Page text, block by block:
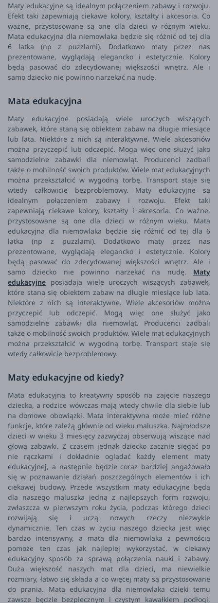
Maty edukacyjne są idealnym połączeniem zabawy i rozwoju.
Efekt taki zapewniają ciekawe kolory, kształty i akcesoria. Co
ważne, przystosowane są one dla dzieci w różnym wieku.
Mata edukacyjna dla niemowlaka będzie się różnić od tej dla
6 latka (np z puzzlami). Dodatkowo maty przez nas
prezentowane, wyglądają elegancko i estetycznie. Kolory
będą pasować do zdecydowanej większości wnętrz. Ale i
samo dziecko nie powinno narzekać na nudę.
Mata edukacyjna
Maty edukacyjne posiadają wiele uroczych wiszących
zabawek, które staną się obiektem zabaw na długie miesiące
lub lata. Niektóre z nich są interaktywne. Wiele akcesoriów
można przyczepić lub odczepić. Mogą więc one służyć jako
samodzielne zabawki dla niemowląt. Producenci zadbali
także o mobilność swoich produktów. Wiele mat edukacyjnych
można przekształcić w wygodną torbę. Transport staje się
wtedy całkowicie bezproblemowy. Maty edukacyjne są
idealnym połączeniem zabawy i rozwoju. Efekt taki
zapewniają ciekawe kolory, kształty i akcesoria. Co ważne,
przystosowane są one dla dzieci w różnym wieku. Mata
edukacyjna dla niemowlaka będzie się różnić od tej dla 6
latka (np z puzzlami). Dodatkowo maty przez nas
prezentowane, wyglądają elegancko i estetycznie. Kolory
będą pasować do zdecydowanej większości wnętrz. Ale i
samo dziecko nie powinno narzekać na nudę. Maty
edukacyjne posiadają wiele uroczych wiszących zabawek,
które staną się obiektem zabaw na długie miesiące lub lata.
Niektóre z nich są interaktywne. Wiele akcesoriów można
przyczepić lub odczepić. Mogą więc one służyć jako
samodzielne zabawki dla niemowląt. Producenci zadbali
także o mobilność swoich produktów. Wiele mat edukacyjnych
można przekształcić w wygodną torbę. Transport staje się
wtedy całkowicie bezproblemowy.
Maty edukacyjne od kiedy?
Mata edukacyjna to kreatywny sposób na zajęcie naszego
dziecka, a rodzice wówczas mają wtedy chwile dla siebie lub
na domowe obowiązki. Mata interaktywna może mieć różne
funkcje, które zależą głównie od wieku maluszka. Najmłodsze
dzieci w wieku 3 miesięcy zazwyczaj obserwują wiszące nad
głową zabawki. Z czasem jednak dziecko zacznie sięgać po
nie rączkami i dokładnie oglądać każdy element maty
edukacyjnej, a następnie będzie coraz bardziej angażowało
się w poznawanie działań poszczególnych elementów i ich
ciekawej budowy. Przede wszystkim maty edukacyjne będą
dla naszego maluszka jedną z najlepszych form rozwoju,
zwłaszcza w pierwszym roku życia, podczas którego dzieci
rozwijają się i uczą nowych rzeczy niezwykle
dynamicznie. Ten czas w życiu naszego dziecka jest więc
bardzo intensywny, a mata dla niemowlaka z pewnością
pomoże ten czas jak najlepiej wykorzystać, w ciekawy
edukacyjny sposób za sprawą połączenia nauki i zabawy.
Duża większość naszych mat dla dzieci, ma niewielkie
rozmiary, łatwo się składa a co więcej maty są przystosowane
do prania. Mata edukacyjna dla niemowlaka dzięki temu
zawsze będzie bezpiecznym i czystym kawałkiem podłogi,